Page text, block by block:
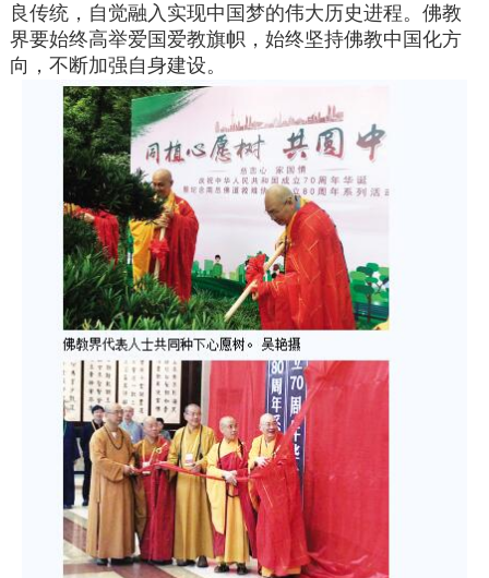
良传统，自觉融入实现中国梦的伟大历史进程。佛教
界要始终高举爱国爱教旗帜，始终坚持佛教中国化方
向，不断加强自身建设。